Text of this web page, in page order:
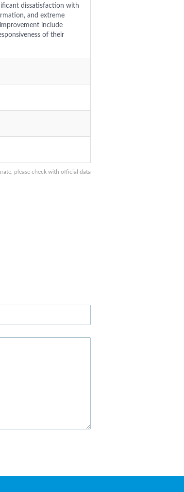
please check with official data
dissatisfaction with
and extreme
include
of their